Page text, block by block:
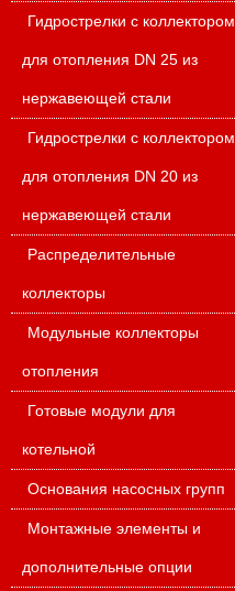
Гидрострелки с коллектором
для отопления DN 25 из
нержавеющей стали
Гидрострелки с коллектором
для отопления DN 20 из
нержавеющей стали
Распределительные
коллекторы
Модульные коллекторы
отопления
Готовые модули для
котельной
Основания насосных групп
Монтажные элементы и
дополнительные опции